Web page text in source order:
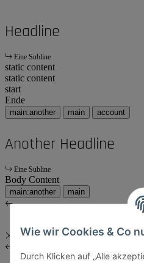
Wie wir Cookies & Co
Durch Klicken auf „Alle
Headline
Eine Subline
static content
static content
start
Ende
main:another main account
Another Headline
Eine Subline
Body Content
main:another main